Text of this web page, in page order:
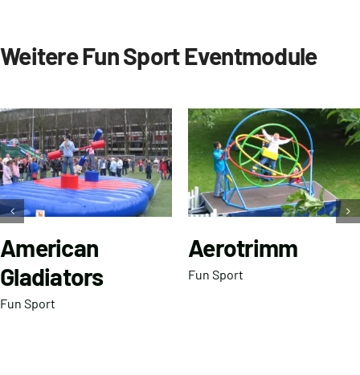
Weitere Fun Sport Eventmodule
American
Gladiators
Fun Sport
Aerotrimm
Fun Sport